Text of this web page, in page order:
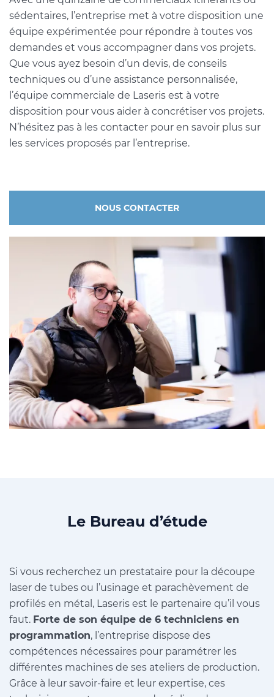
sédentaires, l’entreprise met à votre disposition une
équipe expérimentée pour répondre à toutes vos
demandes et vous accompagner dans vos projets.
Que vous ayez besoin d’un devis, de conseils
techniques ou d’une assistance personnalisée,
l’équipe commerciale de Laseris est à votre
disposition pour vous aider à concrétiser vos projets.
N’hésitez pas à les contacter pour en savoir plus sur
les services proposés par l’entreprise.
NOUS CONTACTER
Le Bureau d’étude
Si vous recherchez un prestataire pour la découpe
laser de tubes ou l’usinage et parachèvement de
profilés en métal, Laseris est le partenaire qu’il vous
faut. Forte de son équipe de 6 techniciens en
programmation, l’entreprise dispose des
compétences nécessaires pour paramétrer les
différentes machines de ses ateliers de production.
Grâce à leur savoir-faire et leur expertise, ces